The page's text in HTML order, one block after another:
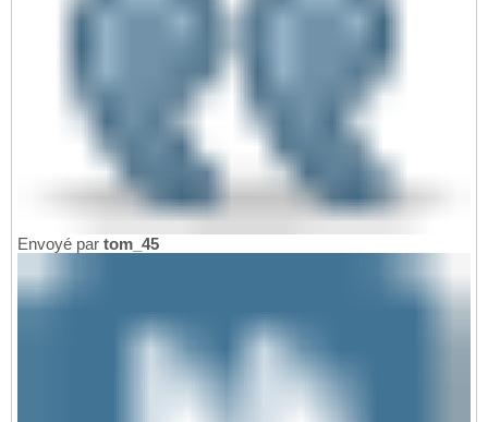
Envoyé par tom_45